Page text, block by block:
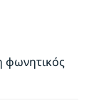
φωνητικός